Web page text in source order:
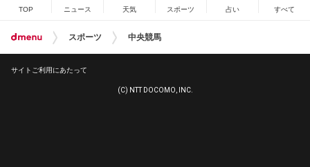
TOP ニュース 天気 スポーツ 占い すべて
スポーツ 中央競馬
サイトご利用にあたって
(C) NTT DOCOMO, INC.